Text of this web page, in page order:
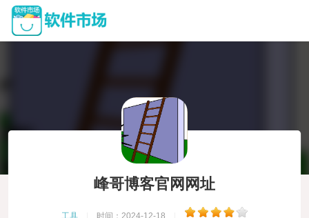
峰哥博客官网网址
工具 时间：2024-12-18